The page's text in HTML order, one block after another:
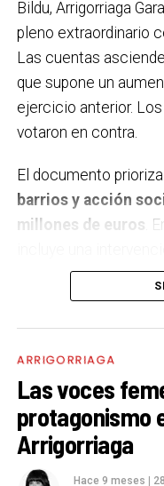
Bildu, Arrigorriaga
pleno extraordinario
Las cuentas
que supone un
ejercicio anterior. Los
votaron en contra.
El documento
barrios y acción
millones de euros .
para mejorar la
infraestructuras
vecinales. También
todo el alumnado.
RENOVACIÓN DEL
Asimismo, en 2026
ARRIGORRIAGA
Las voces
protagonismo
Arrigorriaga
Hace 9 meses